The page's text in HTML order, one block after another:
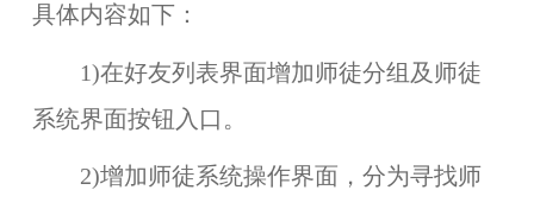
具体内容如下：
1)在好友列表界面增加师徒分组及师徒
系统界面按钮入口。
2)增加师徒系统操作界面，分为寻找师